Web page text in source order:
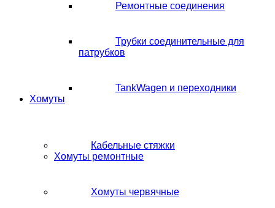
Ремонтные соединения
Трубки соединительные для
патрубков
TankWagen и переходники
Хомуты
Кабельные стяжки
Хомуты ремонтные
Хомуты червячные